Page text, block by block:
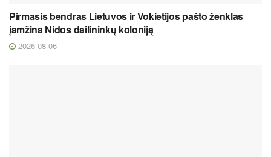
Pirmasis bendras Lietuvos ir Vokietijos pašto ženklas
įamžina Nidos dailininkų koloniją
2026 08 06